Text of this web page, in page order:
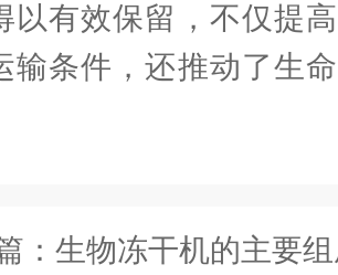
以有效保留，不仅提
输条件，还推动了生
： 生物冻干机的主要